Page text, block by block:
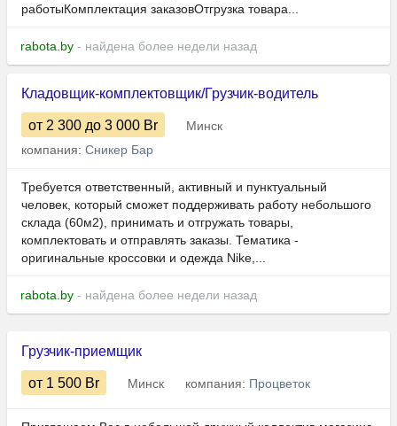
работыКомплектация заказовОтгрузка товара...
rabota.by - найдена более недели назад
Кладовщик-комплектовщик/Грузчик-водитель
от 2 300 до 3 000 Br
Минск
компания: Сникер Бар
Требуется ответственный, активный и пунктуальный
человек, который сможет поддерживать работу небольшого
склада (60м2), принимать и отгружать товары,
комплектовать и отправлять заказы. Тематика -
оригинальные кроссовки и одежда Nike,...
rabota.by - найдена более недели назад
Грузчик-приемщик
от 1 500 Br Минск компания: Процветок